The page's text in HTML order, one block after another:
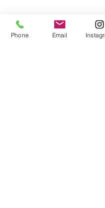
H3: Ξενοδοχεία και
Phone Email